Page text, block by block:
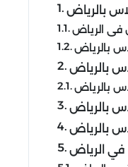
بالرياض
فى الرياض
بالرياض
بالرياض
بالرياض
بالرياض
في الرياض